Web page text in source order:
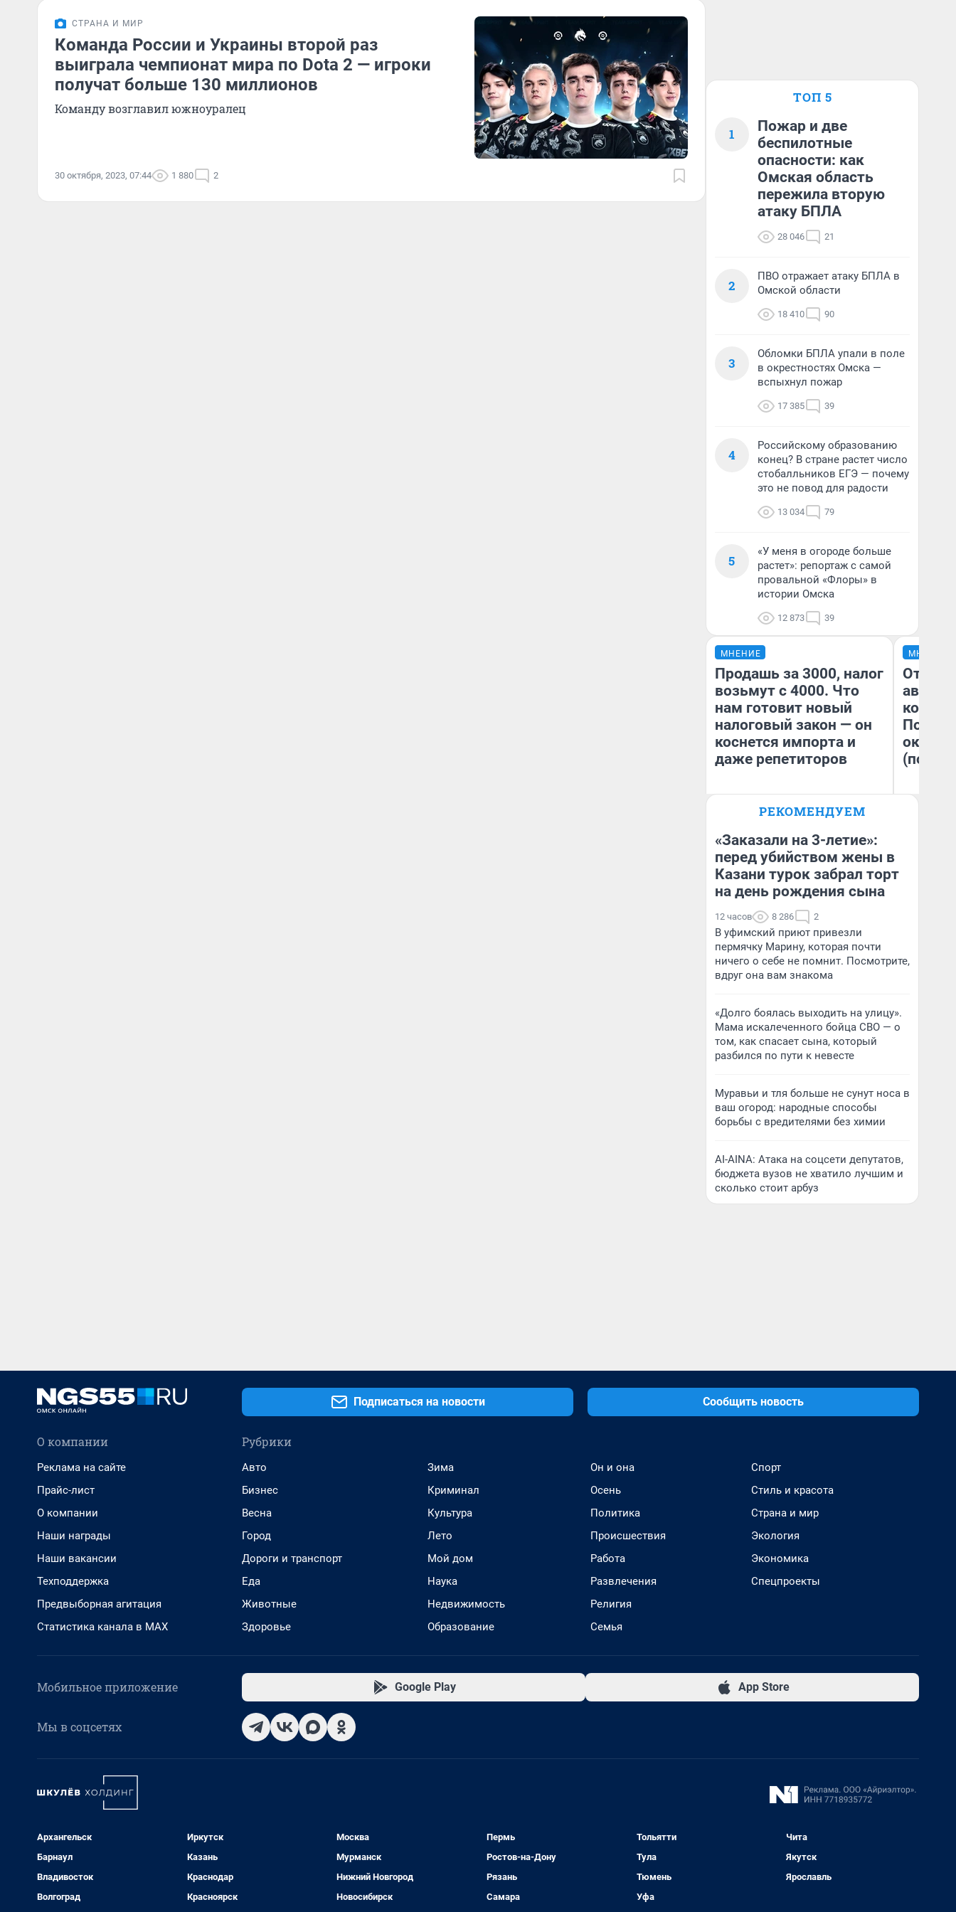
СТРАНА И МИР
Команда России и Украины второй раз
выиграла чемпионат мира по Dota 2 — игроки
получат больше 130 миллионов
Команду возглавил южноуралец
30 октября, 2023, 07:44 1 880 2
ТОП 5
1
Пожар и две
беспилотные
опасности: как
Омская область
пережила вторую
атаку БПЛА
28 046 21
2
ПВО отражает атаку БПЛА в
Омской области
18 410 90
3
Обломки БПЛА упали в поле
в окрестностях Омска —
вспыхнул пожар
17 385 39
4
Российскому образованию
конец? В стране растет число
стобалльников ЕГЭ — почему
это не повод для радости
13 034 79
5
«У меня в огороде больше
растет»: репортаж с самой
провальной «Флоры» в
истории Омска
12 873 39
МНЕНИЕ
Продашь за 3000, налог
возьмут с 4000. Что
нам готовит новый
налоговый закон — он
коснется импорта и
даже репетиторов
Анастасия Завгородняя
МНЕНИЕ
От
(почти
РЕКОМЕНДУЕМ
«Заказали на 3-летие»:
перед убийством жены в
Казани турок забрал торт
на день рождения сына
12 часов 8 286 2
В уфимский приют привезли
пермячку Марину, которая почти
ничего о себе не помнит. Посмотрите,
вдруг она вам знакома
«Долго боялась выходить на улицу».
Мама искалеченного бойца СВО — о
том, как спасает сына, который
разбился по пути к невесте
Муравьи и тля больше не сунут носа в
ваш огород: народные способы
борьбы с вредителями без химии
AI-AINA: Атака на соцсети депутатов,
бюджета вузов не хватило лучшим и
сколько стоит арбуз
Подписаться на новости Сообщить новость
О компании
Реклама на сайте
Прайс-лист
О компании
Наши награды
Наши вакансии
Техподдержка
Предвыборная агитация
Статистика канала в MAX
Рубрики
Авто
Бизнес
Весна
Город
Дороги и транспорт
Еда
Животные
Здоровье
Зима
Криминал
Культура
Лето
Мой дом
Наука
Недвижимость
Образование
Он и она
Осень
Политика
Происшествия
Работа
Развлечения
Религия
Семья
Спорт
Стиль и красота
Страна и мир
Экология
Экономика
Спецпроекты
Мобильное приложение Google Play App Store
Мы в соцсетях
Архангельск
Барнаул
Владивосток
Волгоград
Иркутск
Казань
Краснодар
Красноярск
Москва
Мурманск
Нижний Новгород
Новосибирск
Пермь
Ростов-на-Дону
Рязань
Самара
Тольятти
Тула
Тюмень
Уфа
Чита
Якутск
Ярославль